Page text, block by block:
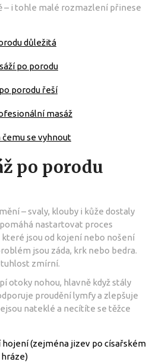
– i tohle malé rozmazlení přinese
důležitá
po porodu
porodu řeší
masáž
čemu se vyhnout
po porodu
– svaly, klouby i kůže dostaly
pomáhá nastartovat proces
které jsou od kojení nebo nošení
jsou záda, krk nebo bedra.
zmírní.
otoky nohou, hlavně když stály
proudění lymfy a zlepšuje
nateklé a necítíte se těžce
(zejména jizev po císařském